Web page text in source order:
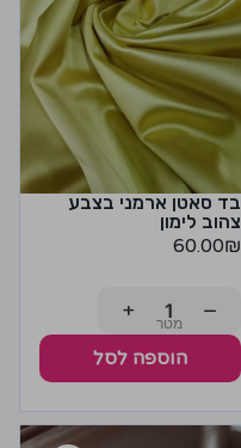
בד סאטן ארמני בצבע
צהוב לימון
60.00₪
−
+
הוספה לסל